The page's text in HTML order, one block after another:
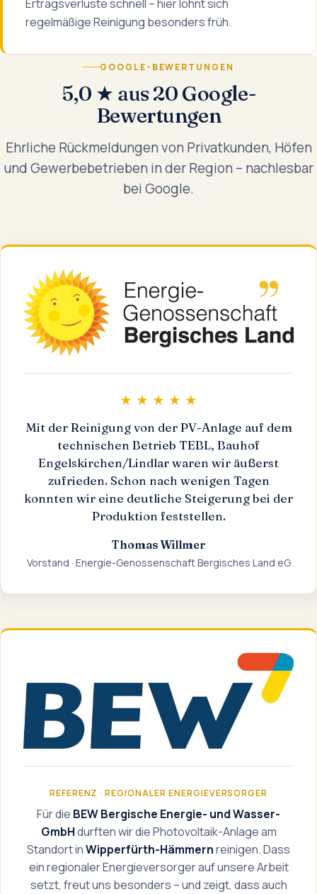
Ertragsverluste schnell – hier lohnt sich
regelmäßige Reinigung besonders früh.
GOOGLE-BEWERTUNGEN
5,0 ★ aus 20 Google-
Bewertungen
Ehrliche Rückmeldungen von Privatkunden, Höfen
und Gewerbebetrieben in der Region – nachlesbar
bei Google.
★ ★ ★ ★ ★
Mit der Reinigung von der PV-Anlage auf dem
technischen Betrieb TEBL, Bauhof
Engelskirchen/Lindlar waren wir äußerst
zufrieden. Schon nach wenigen Tagen
konnten wir eine deutliche Steigerung bei der
Produktion feststellen.
Thomas Willmer
Vorstand · Energie-Genossenschaft Bergisches Land eG
REFERENZ · REGIONALER ENERGIEVERSORGER
Für die BEW Bergische Energie- und Wasser-
GmbHdurften wir die Photovoltaik-Anlage am
Standort inWipperfürth-Hämmernreinigen. Dass
ein regionaler Energieversorger auf unsere Arbeit
setzt, freut uns besonders – und zeigt, dass auch